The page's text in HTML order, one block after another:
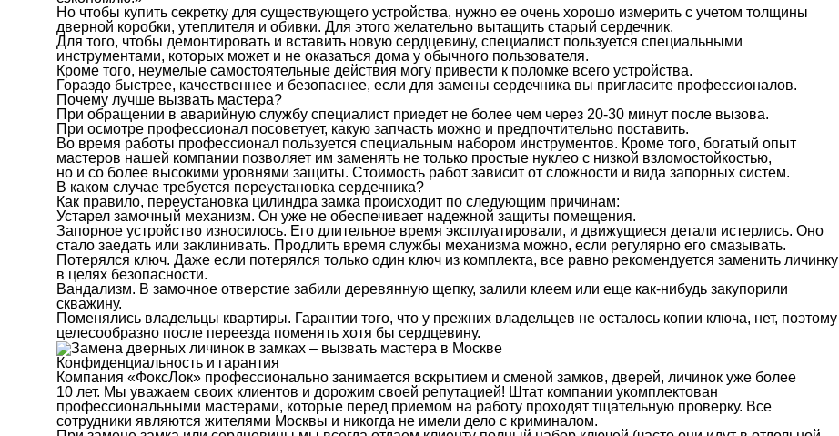
Но чтобы купить секретку для существующего устройства, нужно ее очень хорошо измерить с учетом толщины
дверной коробки, утеплителя и обивки. Для этого желательно вытащить старый сердечник.
Для того, чтобы демонтировать и вставить новую сердцевину, специалист пользуется специальными
инструментами, которых может и не оказаться дома у обычного пользователя.
Кроме того, неумелые самостоятельные действия могу привести к поломке всего устройства.
Гораздо быстрее, качественнее и безопаснее, если для замены сердечника вы пригласите профессионалов.
Почему лучше вызвать мастера?
При обращении в аварийную службу специалист приедет не более чем через 20-30 минут после вызова.
При осмотре профессионал посоветует, какую запчасть можно и предпочтительно поставить.
Во время работы профессионал пользуется специальным набором инструментов. Кроме того, богатый опыт
мастеров нашей компании позволяет им заменять не только простые нуклео с низкой взломостойкостью,
но и со более высокими уровнями защиты. Стоимость работ зависит от сложности и вида запорных систем.
В каком случае требуется переустановка сердечника?
Как правило, переустановка цилиндра замка происходит по следующим причинам:
Устарел замочный механизм. Он уже не обеспечивает надежной защиты помещения.
Запорное устройство износилось. Его длительное время эксплуатировали, и движущиеся детали истерлись. Оно
стало заедать или заклинивать. Продлить время службы механизма можно, если регулярно его смазывать.
Потерялся ключ. Даже если потерялся только один ключ из комплекта, все равно рекомендуется заменить личинку
в целях безопасности.
Вандализм. В замочное отверстие забили деревянную щепку, залили клеем или еще как-нибудь закупорили
скважину.
Поменялись владельцы квартиры. Гарантии того, что у прежних владельцев не осталось копии ключа, нет, поэтому
целесообразно после переезда поменять хотя бы сердцевину.
Конфиденциальность и гарантия
Компания «ФоксЛок» профессионально занимается вскрытием и сменой замков, дверей, личинок уже более
10 лет. Мы уважаем своих клиентов и дорожим своей репутацией! Штат компании укомплектован
профессиональными мастерами, которые перед приемом на работу проходят тщательную проверку. Все
сотрудники являются жителями Москвы и никогда не имели дело с криминалом.